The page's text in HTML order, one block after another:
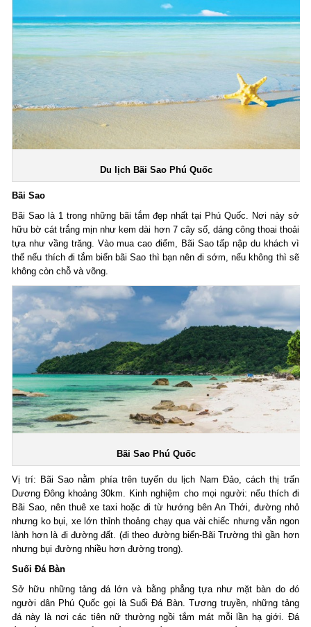
Du lịch Bãi Sao Phú Quốc
Bãi Sao
Bãi Sao là 1 trong những bãi tắm đẹp nhất tại Phú Quốc. Nơi này sở
hữu bờ cát trắng mịn như kem dài hơn 7 cây số, dáng công thoai thoải
tựa như vầng trăng. Vào mua cao điểm, Bãi Sao tấp nập du khách vì
thế nếu thích đi tắm biển bãi Sao thì bạn nên đi sớm, nếu không thì sẽ
không còn chỗ và võng.
Bãi Sao Phú Quốc
Vị trí: Bãi Sao nằm phía trên tuyến du lịch Nam Đảo, cách thị trấn
Dương Đông khoảng 30km. Kinh nghiệm cho mọi người: nếu thích đi
Bãi Sao, nên thuê xe taxi hoặc đi từ hướng bên An Thới, đường nhỏ
nhưng ko bụi, xe lớn thỉnh thoảng chạy qua vài chiếc nhưng vẫn ngon
lành hơn là đi đường đất. (đi theo đường biển-Bãi Trường thì gần hơn
nhưng bụi đường nhiều hơn đường trong).
Suối Đá Bàn
Sở hữu những tảng đá lớn và bằng phẳng tựa như mặt bàn do đó
người dân Phú Quốc gọi là Suối Đá Bàn. Tương truyền, những tảng
đá này là nơi các tiên nữ thường ngồi tắm mát mỗi lần hạ giới. Đá